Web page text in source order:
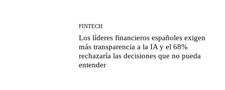
FINTECH
Los líderes financieros españoles exigen
más transparencia a la IA y el 68%
rechazaría las decisiones que no pueda
entender